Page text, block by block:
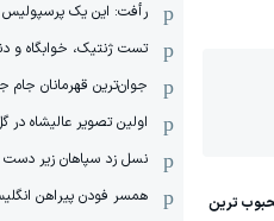
رأفت: این یک
تست ژنتیک، خوابگاه و
جوان‌ترین قهرمانان جام
اولین تصویر عالیشاه
نسل زد سپاهان زیر
همسر فودن پیراهن